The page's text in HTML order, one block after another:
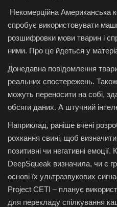
Некомерційна Американська
спробує використовувати
розшифровки мови тварин і
ними. Про це йдеться у
Донедавна повідомлення
реальних спостережень.
можуть переносити на собі,
обсяги даних. А штучний
Наприклад, раніше вчені
рохкання свині, щоб
позитивні чи негативні
DeepSqueak визначила, чи є
основі їх ультразвукових
Project CETI – планує
для перекладу спілкування